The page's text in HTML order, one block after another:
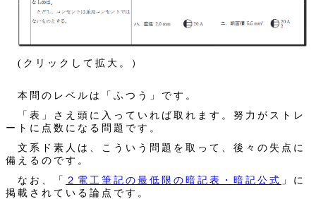
(クリックして拡大。）
本問のレベルは「ふつう」です。
「表」さえ頭に入っていれば取れます。努力がストレ
ートに点数になる問題です。
文系ド素人は、こういう問題を取って、後々の失点に
備えるのです。
なお、「 ２電工筆記の最低限の暗記表・暗記公式 」に
掲載されている論点です。